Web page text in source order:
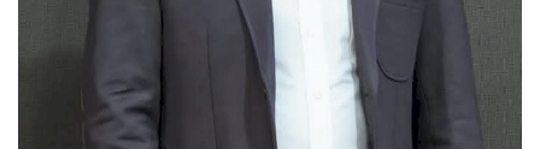
Tentang Kami